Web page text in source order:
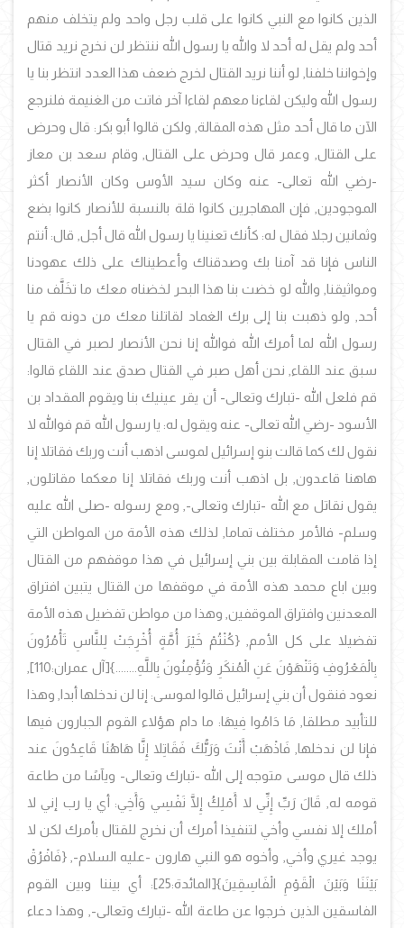
الذين كانوا مع النبي كانوا على قلب رجل واحد ولم يتخلف منهم
أحد ولم يقل له أحد لا والله يا رسول الله ننتظر لن نخرج نريد قتال
وإخواننا خلفنا, لو أننا نريد القتال لخرج ضعف هذا العدد انتظر بنا يا
رسول الله وليكن لقاءنا معهم لقاءا آخر فاتت من الغنيمة فلنرجع
الآن ما قال أحد مثل هذه المقالة, ولكن قالوا أبو بكر: قال وحرض
على القتال, وعمر قال وحرض على القتال, وقام سعد بن معاز
-رضي الله تعالى- عنه وكان سيد الأوس وكان الأنصار أكثر
الموجودين, فإن المهاجرين كانوا قلة بالنسبة للأنصار كانوا بضع
وثمانين رجلا فقال له: كأنك تعنينا يا رسول الله قال أجل, قال: أنتم
الناس فإنا قد آمنا بك وصدقناك وأعطيناك على ذلك عهودنا
ومواثيقنا, والله لو خضت بنا هذا البحر لخضناه معك ما تخَلَّف منا
أحد, ولو ذهبت بنا إلى برك الغماد لقاتلنا معك من دونه قم يا
رسول الله لما أمرك الله فوالله إنا نحن الأنصار لصبر في القتال
سبق عند اللقاء, نحن أهل صبر في القتال صدق عند اللقاء قالوا:
قم فلعل الله -تبارك وتعالى- أن يقر عينيك بنا ويقوم المقداد بن
الأسود -رضي الله تعالى- عنه ويقول له: يا رسول الله قم فوالله لا
نقول لك كما قالت بنو إسرائيل لموسى اذهب أنت وربك فقاتلا إنا
هاهنا قاعدون, بل اذهب أنت وربك فقاتلا إنا معكما مقاتلون,
يقول نقاتل مع الله -تبارك وتعالى-, ومع رسوله -صلى الله عليه
وسلم- فالأمر مختلف تماما, لذلك هذه الأمة من المواطن التي
إذا قامت المقابلة بين بني إسرائيل في هذا موقفهم من القتال
وبين اباع محمد هذه الأمة في موقفها من القتال يتبين افتراق
المعدنين وافتراق الموقفين, وهذا من مواطن تفضيل هذه الأمة
تفضيلا على كل الأمم, {كُنْتُمْ خَيْرَ أُمَّةٍ أُخْرِجَتْ لِلنَّاسِ تَأْمُرُونَ
بِالْمَعْرُوفِ وَتَنْهَوْنَ عَنِ الْمُنكَرِ وَتُؤْمِنُونَ بِاللَّهِ........}[آل عمران:110],
نعود فنقول أن بني إسرائيل قالوا لموسى: إنا لن ندخلها أبدا, وهذا
للتأبيد مطلقا, مَا دَامُوا فِيهَا: ما دام هؤلاء القوم الجبارون فيها
فإنا لن ندخلها, فَاذْهَبْ أَنْتَ وَرَبُّكَ فَقَاتِلا إِنَّا هَاهُنَا قَاعِدُونَ عند
ذلك قال موسى متوجه إلى الله -تبارك وتعالى- ويآسًا من طاعة
قومه له, قَالَ رَبِّ إِنِّي لا أَمْلِكُ إِلَّا نَفْسِي وَأَخِي: أي يا رب إني لا
أملك إلا نفسي وأخي لتنفيذا أمرك أن نخرج للقتال بأمرك لكن لا
يوجد غيري وأخي, وأخوه هو النبي هارون -عليه السلام-, {فَافْرُقْ
بَيْنَنَا وَبَيْنَ الْقَوْمِ الْفَاسِقِينَ}[المائدة:25]: أي بيننا وبين القوم
الفاسقين الذين خرجوا عن طاعة الله -تبارك وتعالى-, وهذا دعاء